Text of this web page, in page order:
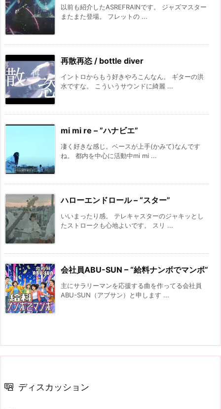
以前も紹介したASREFRAINです。 ジャズマスター
またまた登場。 フレットの ...
再散再恣 / bottle diver
イントロからもう好きやろこんなん。 ギターの洪
水ですな。 こういうサウンドに綺麗 ...
mi mi re – ”ハナビエ”
凄く好きな感じ。ベースが上手(かみて)なんです
ね。 都内を中心に活動中mi mi ...
ハローエンドロール – “スター”
いいまったり感。 テレキャスターのジャキッとし
たストロークも心地よいです。 スリ ...
会社員ABU-SUN – “給料ナンボでマンボ”
主にサラリーマンを応援する曲を作ってる会社員
ABU-SUN（アブサン）と申します ...
ディスカッション